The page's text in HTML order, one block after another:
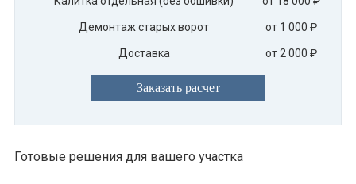
Демонтаж старых ворот от 1 000 ₽
Доставка от 2 000 ₽
Заказать расчет
Готовые решения для вашего участка